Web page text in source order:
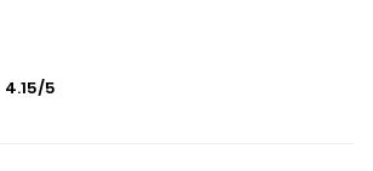
4.15/5